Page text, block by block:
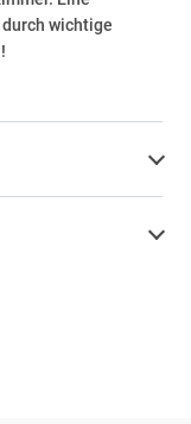
wichtige